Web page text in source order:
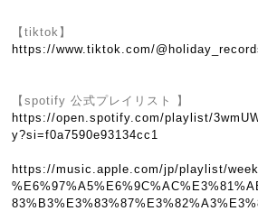
【tiktok】
https://www.tiktok.com/
【spotify 公式プレイリスト 】
https://open.spotify.com/playlist/
y?si=f0a7590e93134cc1
https://music.apple.com/jp/playlist/